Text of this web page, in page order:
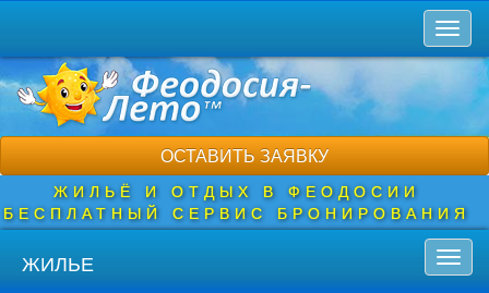
основному
содержанию
ОСТАВИТЬ ЗАЯВКУ
ЖИЛЬЁ И ОТДЫХ В ФЕОДОСИИ
БЕСПЛАТНЫЙ СЕРВИС БРОНИРОВАНИЯ
ЖИЛЬЕ